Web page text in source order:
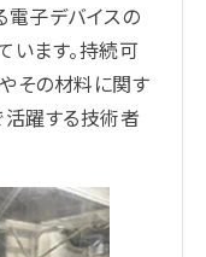
電子デバイスの
います。持続可
その材料に関す
活躍する技術者